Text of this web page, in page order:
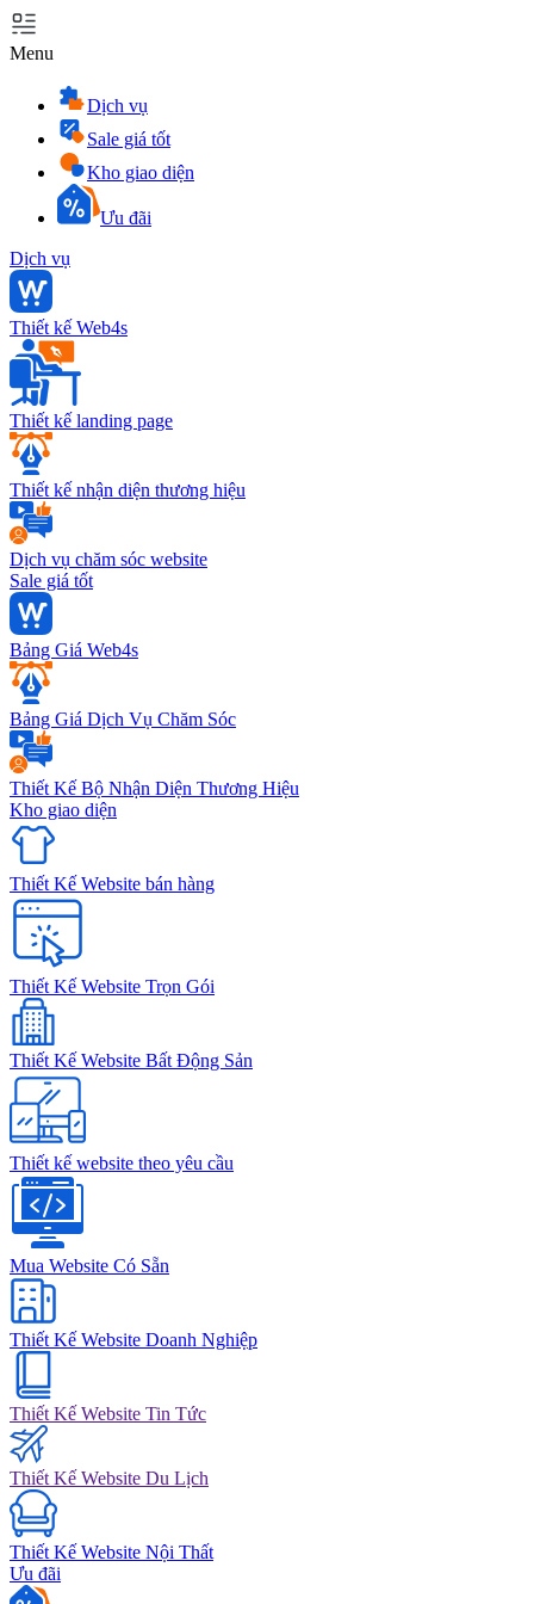
Menu
Dịch vụ
Sale giá tốt
Kho giao diện
Ưu đãi
Dịch vụ
Thiết kế Web4s
Thiết kế landing page
Thiết kế nhận diện thương hiệu
Dịch vụ chăm sóc website
Sale giá tốt
Bảng Giá Web4s
Bảng Giá Dịch Vụ Chăm Sóc
Thiết Kế Bộ Nhận Diện Thương Hiệu
Kho giao diện
Thiết Kế Website bán hàng
Thiết Kế Website Trọn Gói
Thiết Kế Website Bất Động Sản
Thiết kế website theo yêu cầu
Mua Website Có Sẵn
Thiết Kế Website Doanh Nghiệp
Thiết Kế Website Tin Tức
Thiết Kế Website Du Lịch
Thiết Kế Website Nội Thất
Ưu đãi